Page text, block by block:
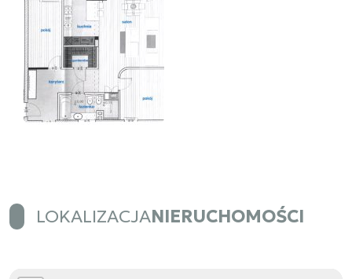
LOKALIZACJANIERUCHOMOŚCI